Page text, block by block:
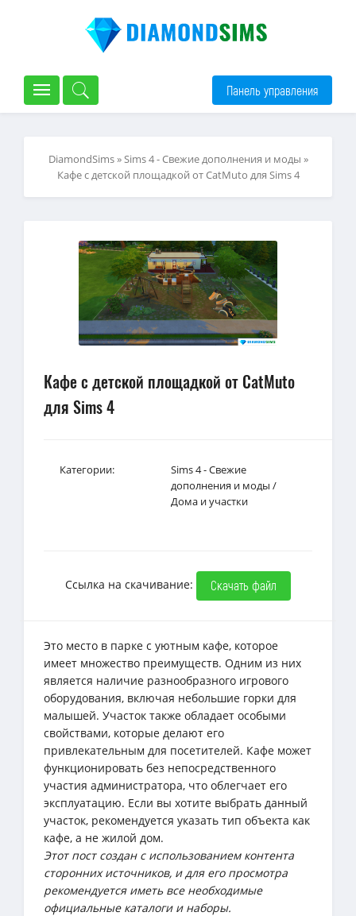
Панель управления
DiamondSims»Sims 4 - Свежие дополнения и моды »
Кафе с детской площадкой от CatMuto для Sims 4
Кафе с детской площадкой от CatMuto
для Sims 4
Категории:
Sims 4 - Свежие
дополнения и моды /
Дома и участки
Ссылка на скачивание: Скачать файл
Это место в парке с уютным кафе, которое
имеет множество преимуществ. Одним из них
является наличие разнообразного игрового
оборудования, включая небольшие горки для
малышей. Участок также обладает особыми
свойствами, которые делают его
привлекательным для посетителей. Кафе может
функционировать без непосредственного
участия администратора, что облегчает его
эксплуатацию. Если вы хотите выбрать данный
участок, рекомендуется указать тип объекта как
кафе, а не жилой дом.
Этот пост создан с использованием контента
сторонних источников, и для его просмотра
рекомендуется иметь все необходимые
официальные каталоги и наборы.